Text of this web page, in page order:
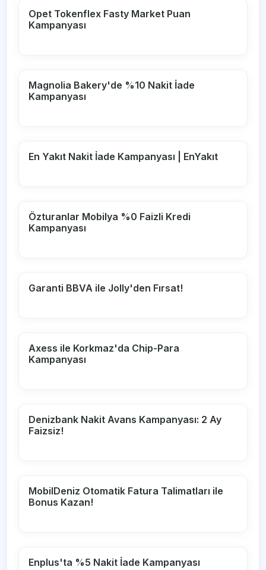
Opet Tokenflex Fasty Market Puan
Kampanyası
Magnolia Bakery'de %10 Nakit İade
Kampanyası
En Yakıt Nakit İade Kampanyası | EnYakıt
Özturanlar Mobilya %0 Faizli Kredi
Kampanyası
Garanti BBVA ile Jolly'den Fırsat!
Axess ile Korkmaz'da Chip-Para
Kampanyası
Denizbank Nakit Avans Kampanyası: 2 Ay
Faizsiz!
MobilDeniz Otomatik Fatura Talimatları ile
Bonus Kazan!
Enplus'ta %5 Nakit İade Kampanyası